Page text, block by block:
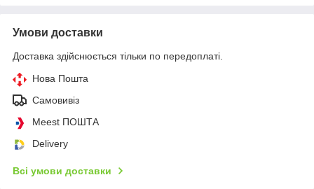
Умови доставки
Доставка здійснюється тільки по передоплаті.
Нова Пошта
Самовивіз
Meest ПОШТА
Delivery
Всі умови доставки